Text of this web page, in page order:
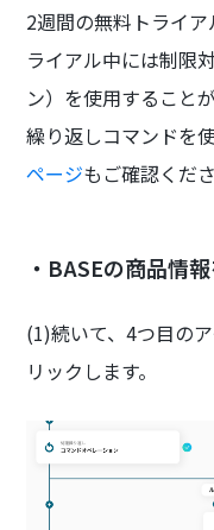
2週間の無料トライ
ライアル中には制限
ン）を使用すること
繰り返しコマンドを
ページもご確認くださ
・BASEの商品情
(1)続いて、4つ目の
リックします。